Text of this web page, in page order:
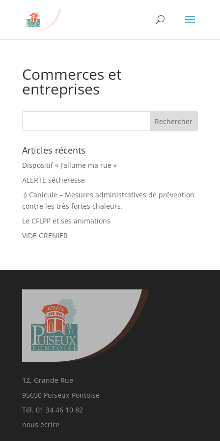
Commerces et
entreprises
Articles récents
Dispositif « J’allume ma rue »
ALERTE sécheresse
💧Canicule – Mesures administratives de prévention
contre les très fortes chaleurs.
Le CFLPP et ses animations
VIDE GRENIER
12, Grande Rue
95650 Puiseux-Pontoise
Tél. 01 34 46 10 82
nous écrire